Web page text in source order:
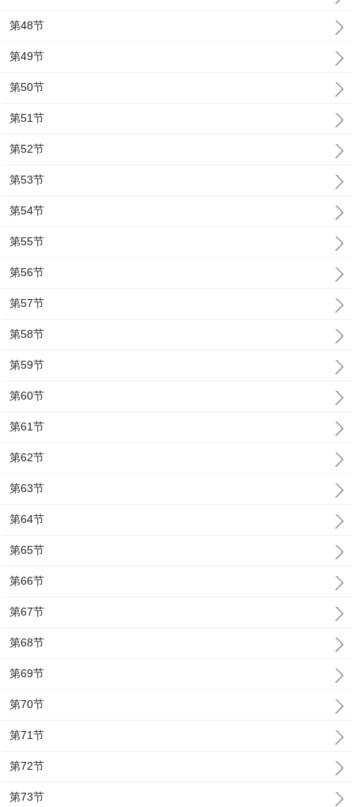
第48节
第49节
第50节
第51节
第52节
第53节
第54节
第55节
第56节
第57节
第58节
第59节
第60节
第61节
第62节
第63节
第64节
第65节
第66节
第67节
第68节
第69节
第70节
第71节
第72节
第73节